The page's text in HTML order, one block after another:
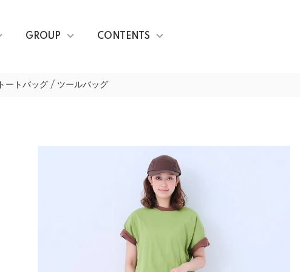
GROUP CONTENTS
トートバッグ / ツールバッグ